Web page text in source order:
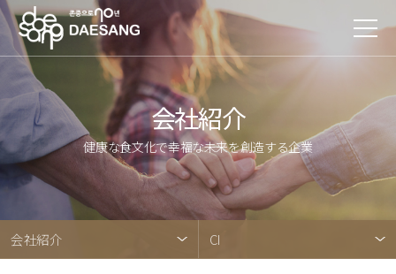
会社紹介
健康な食文化で幸福な未来を創造する企業
会社紹介 CI